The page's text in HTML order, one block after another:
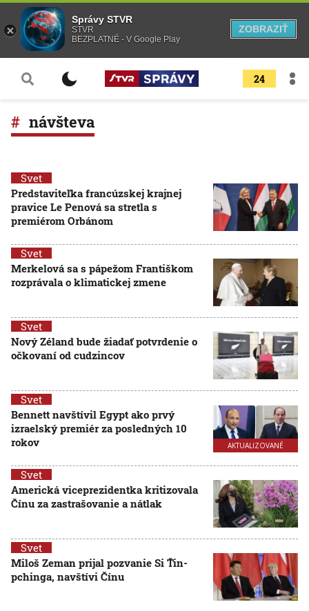
24
návšteva
Svet
Predstaviteľka francúzskej krajnej
pravice Le Penová sa stretla s
premiérom Orbánom
Svet
Merkelová sa s pápežom Františkom
rozprávala o klimatickej zmene
Svet
Nový Zéland bude žiadať potvrdenie o
očkovaní od cudzincov
AKTUALIZOVANÉ
Svet
Bennett navštívil Egypt ako prvý
izraelský premiér za posledných 10
rokov
Svet
Americká viceprezidentka kritizovala
Čínu za zastrašovanie a nátlak
Svet
Miloš Zeman prijal pozvanie Si Ťin-
pchinga, navštívi Čínu
Správy STVR
STVR
BEZPLATNÉ - V Google Play
ZOBRAZIŤ